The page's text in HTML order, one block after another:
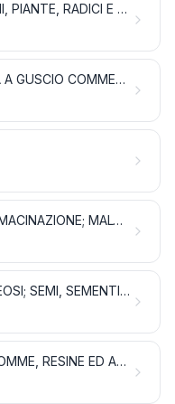
ORTAGGI O LEGUMI, PIANTE, RADICI E TUBERI COMMESTIBILI
FRUTTA E FRUTTA A GUSCIO COMMESTIBILI; SCORZE DI AGRUMI O DI MELONI
PRODOTTI DELLA MACINAZIONE; MALTO; AMIDI E FECOLE; INULINA; GLUTINE DI FRUMENTO
SEMI E FRUTTI OLEOSI; SEMI, SEMENTI E FRUTTI DIVERSI; PIANTE INDUSTRIALI O MEDICINALI; PAGLIE E FORAGGI
GOMMA LACCA, GOMME, RESINE ED ALTRI SUCCHI ED ESTRATTI VEGETALI